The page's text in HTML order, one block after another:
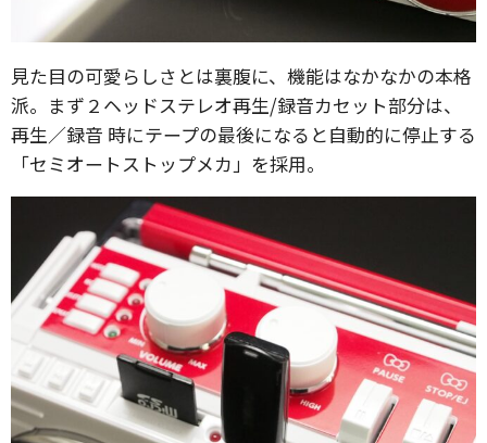
見た目の可愛らしさとは裏腹に、機能はなかなかの本格
派。まず２ヘッドステレオ再生/録音カセット部分は、
再生／録音 時にテープの最後になると自動的に停止する
「セミオートストップメカ」を採用。